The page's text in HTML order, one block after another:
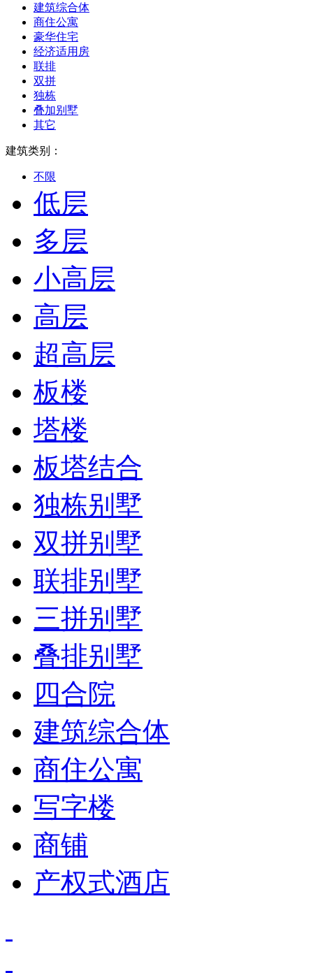
建筑综合体
商住公寓
豪华住宅
经济适用房
联排
双拼
独栋
叠加别墅
其它
建筑类别：
不限
低层
多层
小高层
高层
超高层
板楼
塔楼
板塔结合
独栋别墅
双拼别墅
联排别墅
三拼别墅
叠排别墅
四合院
建筑综合体
商住公寓
写字楼
商铺
产权式酒店